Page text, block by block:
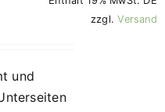
zzgl.Versand
und